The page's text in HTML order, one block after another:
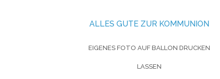
ALLES GUTE ZUR KOMMUNION
EIGENES FOTO AUF BALLON DRUCKEN
LASSEN